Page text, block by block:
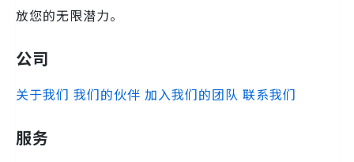
放您的无限潜力。
公司
关于我们 我们的伙伴 加入我们的团队 联系我们
服务